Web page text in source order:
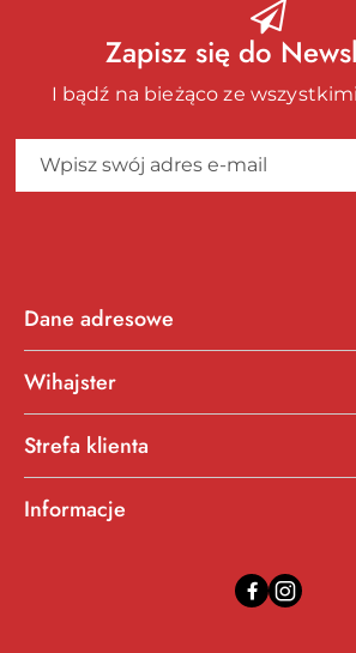
Zapisz się do
I bądź na bieżąco ze
Dane adresowe
Wihajster
Strefa klienta
Informacje